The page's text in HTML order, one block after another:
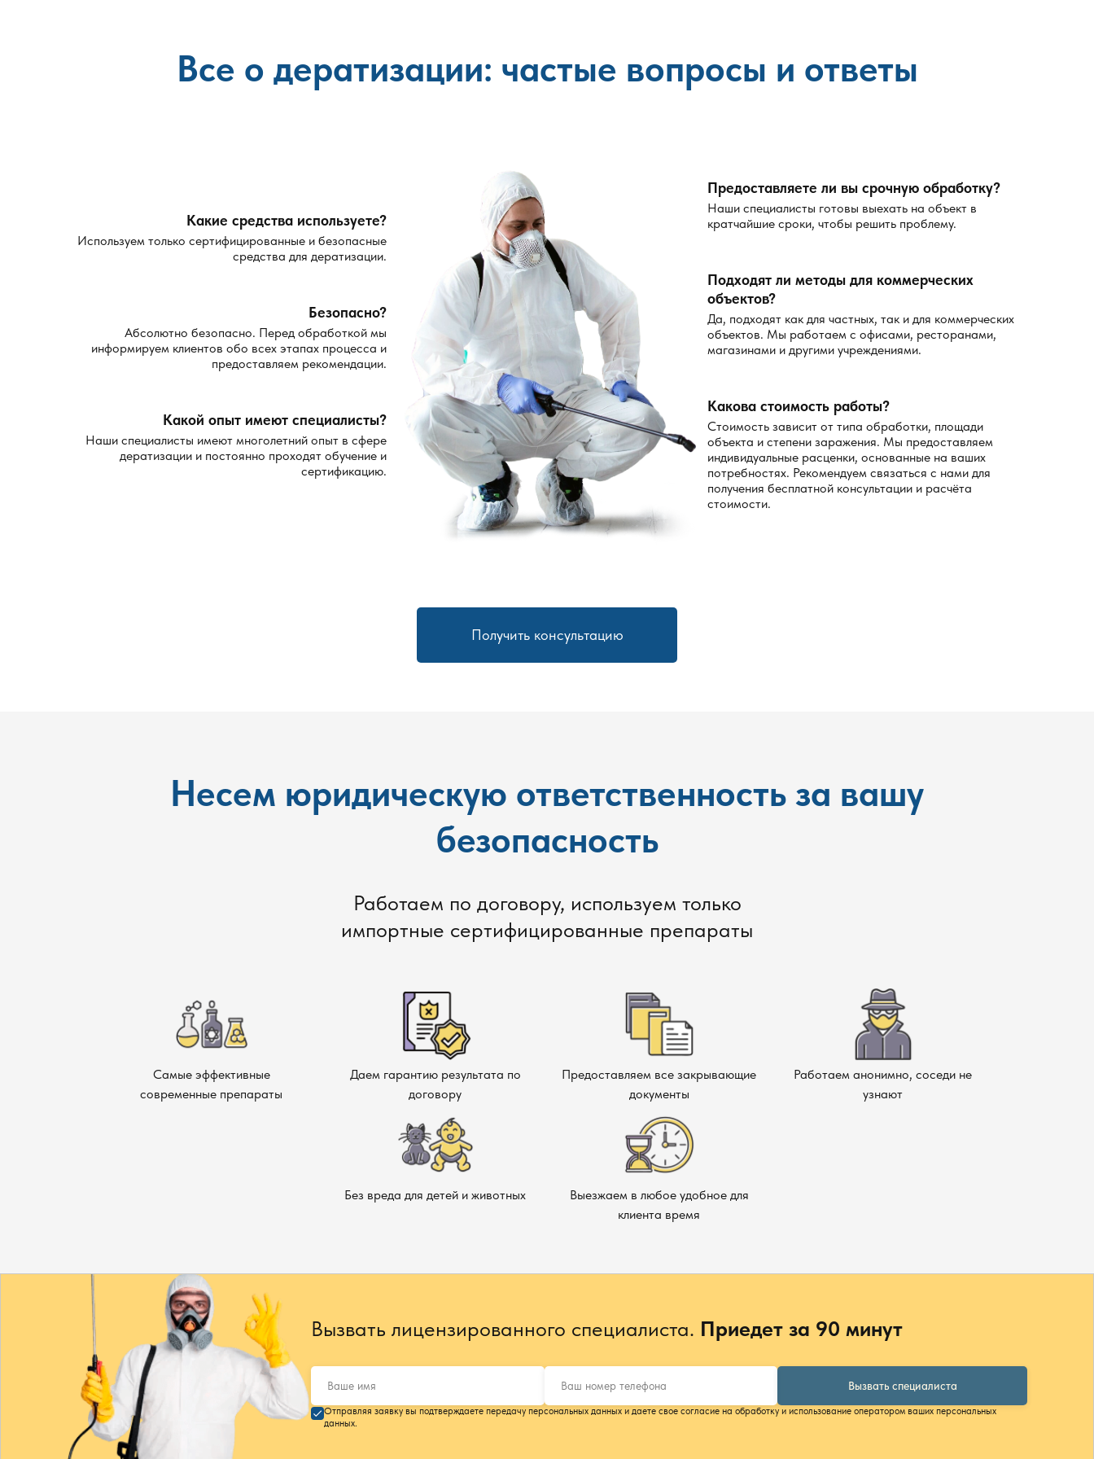
Все о дератизации: частые вопросы и ответы
Какие средства используете?
Используем только сертифицированные и безопасные
средства для дератизации.
Безопасно?
Абсолютно безопасно. Перед обработкой мы
информируем клиентов обо всех этапах процесса и
предоставляем рекомендации.
Какой опыт имеют специалисты?
Наши специалисты имеют многолетний опыт в сфере
дератизации и постоянно проходят обучение и
сертификацию.
Предоставляете ли вы срочную обработку?
Наши специалисты готовы выехать на объект в
кратчайшие сроки, чтобы решить проблему.
Подходят ли методы для коммерческих
объектов?
Да, подходят как для частных, так и для коммерческих
объектов. Мы работаем с офисами, ресторанами,
магазинами и другими учреждениями.
Какова стоимость работы?
Стоимость зависит от типа обработки, площади
объекта и степени заражения. Мы предоставляем
индивидуальные расценки, основанные на ваших
потребностях. Рекомендуем связаться с нами для
получения бесплатной консультации и расчёта
стоимости.
Получить консультацию
Несем юридическую ответственность за вашу
безопасность
Работаем по договору, используем только
импортные сертифицированные препараты
Самые эффективные
современные препараты
Даем гарантию результата по
договору
Предоставляем все закрывающие
документы
Работаем анонимно, соседи не
узнают
Без вреда для детей и животных
Выезжаем в любое удобное для
клиента время
Вызвать лицензированного специалиста. Приедет за 90 минут
Вызвать специалиста
Отправляя заявку вы подтверждаете передачу персональных данных и даете свое согласие на обработку и использование оператором ваших персональных
данных.